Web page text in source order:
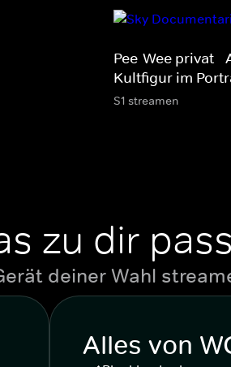
Pee-Wee privat -
Kultfigur im
S1 streamen
zu dir
deiner Wahl
Alles von